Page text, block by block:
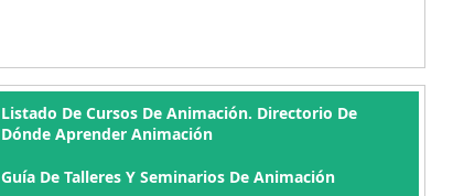
Listado De Cursos De Animación. Directorio De
Dónde Aprender Animación
Guía De Talleres Y Seminarios De Animación